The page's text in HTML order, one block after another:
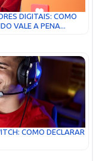
DIGITAIS: COMO
VALE A PENA...
COMO DECLARAR